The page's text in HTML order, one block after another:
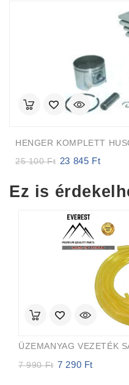
HENGER KOMPLETT
25 100Ft
Original
25
23 845 Ft
23
Ez is
7 990Ft Original
7 290 Ft